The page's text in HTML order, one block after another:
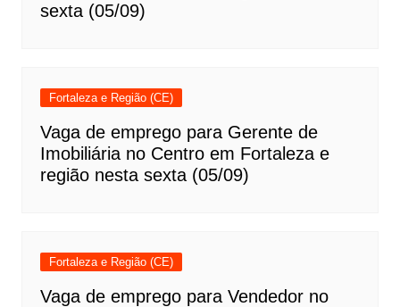
sexta (05/09)
Fortaleza e Região (CE)
Vaga de emprego para Gerente de
Imobiliária no Centro em Fortaleza e
região nesta sexta (05/09)
Fortaleza e Região (CE)
Vaga de emprego para Vendedor no